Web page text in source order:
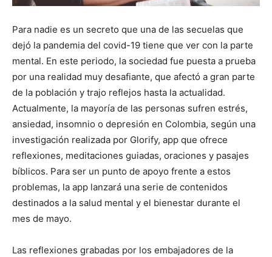
Para nadie es un secreto que una de las secuelas que
dejó la pandemia del covid-19 tiene que ver con la parte
mental. En este periodo, la sociedad fue puesta a prueba
por una realidad muy desafiante, que afectó a gran parte
de la población y trajo reflejos hasta la actualidad.
Actualmente, la mayoría de las personas sufren estrés,
ansiedad, insomnio o depresión en Colombia, según una
investigación realizada por Glorify, app que ofrece
reflexiones, meditaciones guiadas, oraciones y pasajes
bíblicos. Para ser un punto de apoyo frente a estos
problemas, la app lanzará una serie de contenidos
destinados a la salud mental y el bienestar durante el
mes de mayo.
Las reflexiones grabadas por los embajadores de la